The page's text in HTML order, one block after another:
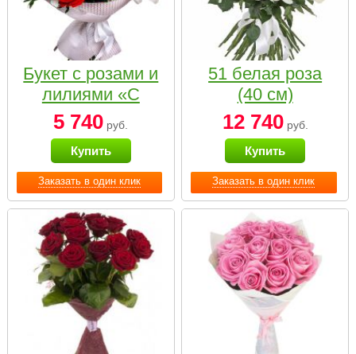
Заказать в один клик
Букет с розами и
лилиями «С
наилучшими
пожеланиями»
5 740 руб.
Купить
Заказать в один клик
51 белая роза
(40 см)
12 740руб.
Купить